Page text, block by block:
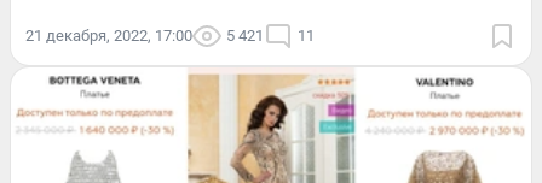
21 декабря, 2022, 17:00 5 421 11